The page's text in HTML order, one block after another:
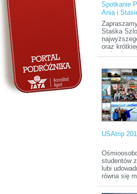
Spotkanie
Ania i
Afryki”
Staśka
oraz
parkach
USAtrip
studentów
lubi
równa się
co roku